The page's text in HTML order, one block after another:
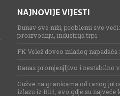
NAJNOVIJE VIJESTI
Dunav sve niži, problemi sve
proizvodnju, industrija trpi
FK Velež doveo mladog
Danas promjenjljivo i nestabilno
Gužve na granicama od ranog
izlazu iz BiH, evo gdje su najveće